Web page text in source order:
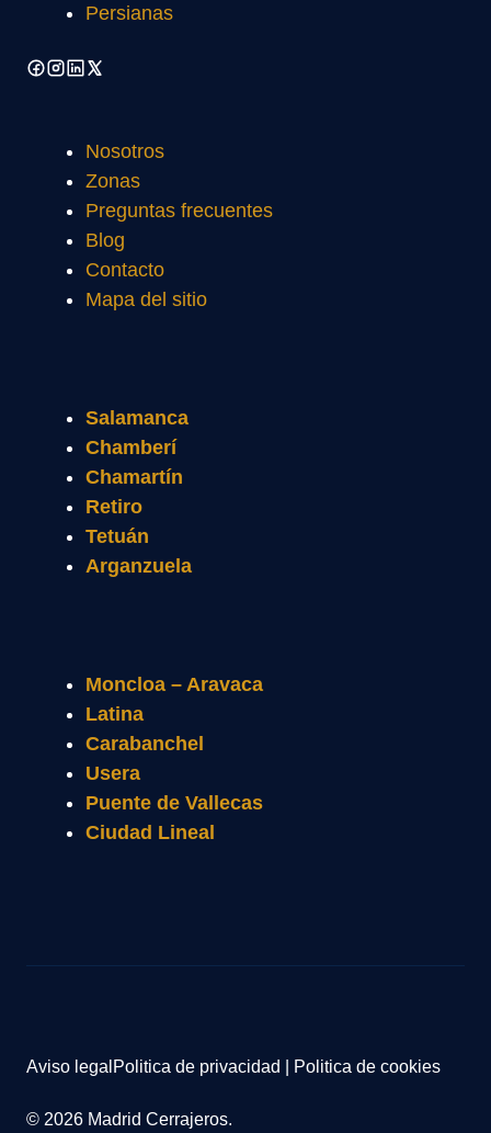
Persianas
Nosotros
Zonas
Preguntas frecuentes
Blog
Contacto
Mapa del sitio
Salamanca
Chamberí
Chamartín
Retiro
Tetuán
Arganzuela
Moncloa – Aravaca
Latina
Carabanchel
Usera
Puente de Vallecas
Ciudad Lineal
© 2026 Madrid Cerrajeros.
Aviso legal Politica de privacidad Politica de cookies